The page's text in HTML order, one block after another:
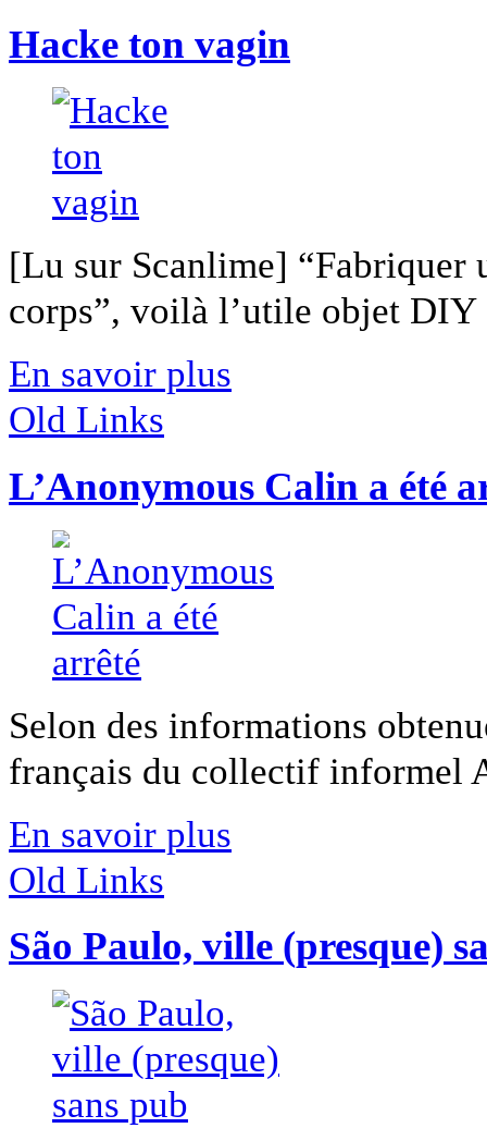
Hacke ton vagin
[Lu sur Scanlime] “Fabriquer
corps”, voilà l’utile objet
En savoir plus
Old Links
L’Anonymous Calin a été
Selon des informations
français du collectif informel
En savoir plus
Old Links
São Paulo, ville (presque)